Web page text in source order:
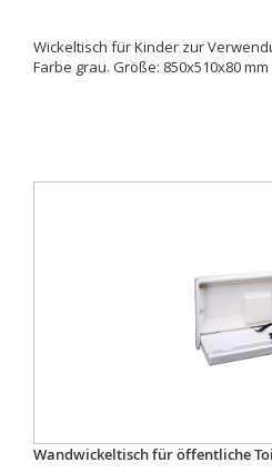
Wickeltisch für Kinder zur
Farbe grau. Größe: 850x510x80 mm
Wandwickeltisch für öffentliche